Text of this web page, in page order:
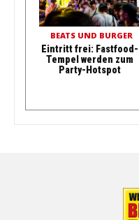
BEATS UND BURGER
Eintritt frei: Fastfood-
Tempel werden zum
Party-Hotspot